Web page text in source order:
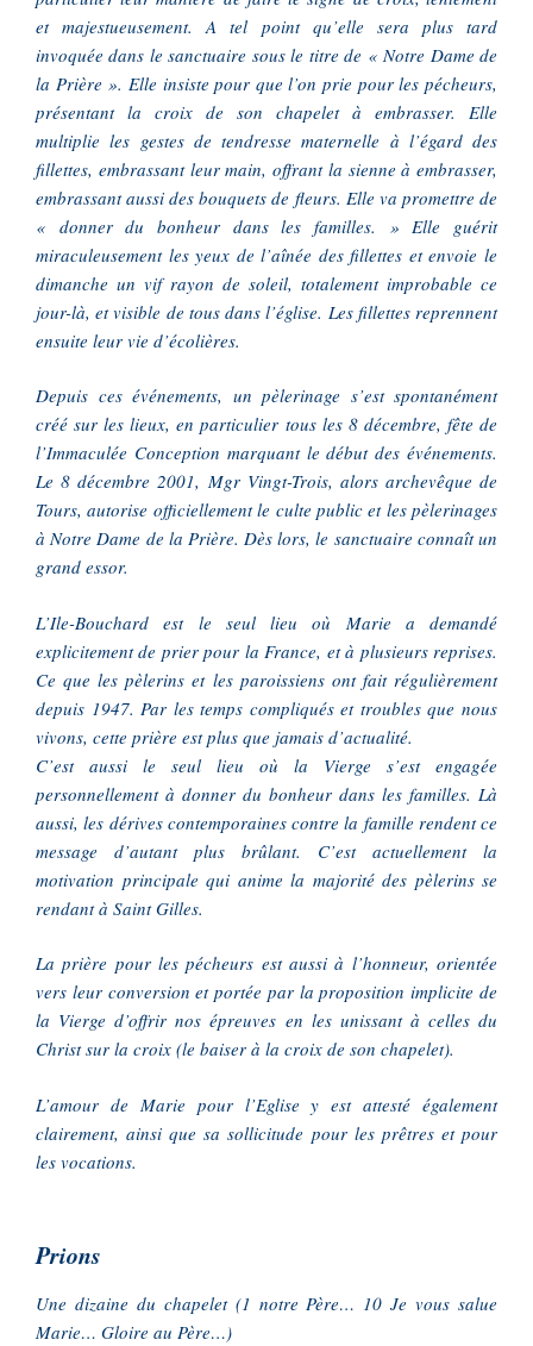
et majestueusement. A tel point qu’elle sera plus tard
invoquée dans le sanctuaire sous le titre de « Notre Dame de
la Prière ». Elle insiste pour que l’on prie pour les pécheurs,
présentant la croix de son chapelet à embrasser. Elle
multiplie les gestes de tendresse maternelle à l’égard des
fillettes, embrassant leur main, offrant la sienne à embrasser,
embrassant aussi des bouquets de fleurs. Elle va promettre de
« donner du bonheur dans les familles. » Elle guérit
miraculeusement les yeux de l’aînée des fillettes et envoie le
dimanche un vif rayon de soleil, totalement improbable ce
jour-là, et visible de tous dans l’église. Les fillettes reprennent
ensuite leur vie d’écolières.
Depuis ces événements, un pèlerinage s’est spontanément
créé sur les lieux, en particulier tous les 8 décembre, fête de
l’Immaculée Conception marquant le début des événements.
Le 8 décembre 2001, Mgr Vingt-Trois, alors archevêque de
Tours, autorise officiellement le culte public et les pèlerinages
à Notre Dame de la Prière. Dès lors, le sanctuaire connaît un
grand essor.
L’Ile-Bouchard est le seul lieu où Marie a demandé
explicitement de prier pour la France, et à plusieurs reprises.
Ce que les pèlerins et les paroissiens ont fait régulièrement
depuis 1947. Par les temps compliqués et troubles que nous
vivons, cette prière est plus que jamais d’actualité.
C’est aussi le seul lieu où la Vierge s’est engagée
personnellement à donner du bonheur dans les familles. Là
aussi, les dérives contemporaines contre la famille rendent ce
message d’autant plus brûlant. C’est actuellement la
motivation principale qui anime la majorité des pèlerins se
rendant à Saint Gilles.
La prière pour les pécheurs est aussi à l’honneur, orientée
vers leur conversion et portée par la proposition implicite de
la Vierge d’offrir nos épreuves en les unissant à celles du
Christ sur la croix (le baiser à la croix de son chapelet).
L’amour de Marie pour l’Eglise y est attesté également
clairement, ainsi que sa sollicitude pour les prêtres et pour
les vocations.
Prions
Une dizaine du chapelet (1 notre Père… 10 Je vous salue
Marie… Gloire au Père…)